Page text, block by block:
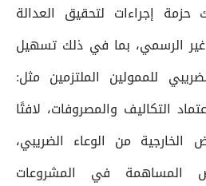
إجراءات لتحقيق العدالة
غير الرسمي، بما في ذلك تسهيل
للممولين الملتزمين مثل:
التكاليف والمصروفات، لافتًا
من الوعاء الضريبي،
المساهمة في المشروعات